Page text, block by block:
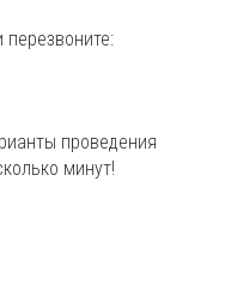
проведения
минут!